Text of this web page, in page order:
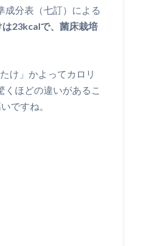
成分表（七訂）による
23kcalで、菌床栽培
け」かよってカロリ
くほどの違いがあるこ
ですね。